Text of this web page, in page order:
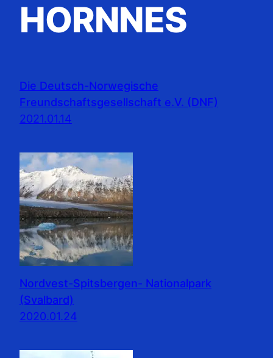
HORNNES
Die Deutsch-Norwegische
Freundschaftsgesellschaft e.V. (DNF)
2021.01.14
Nordvest-Spitsbergen- Nationalpark
(Svalbard)
2020.01.24